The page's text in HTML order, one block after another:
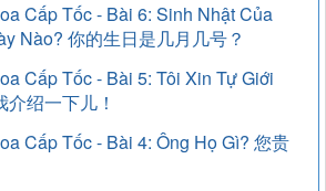
Cấp Tốc - Bài 6: Sinh Nhật Của
Nào? 你的生日是几月几号？
Cấp Tốc - Bài 5: Tôi Xin Tự Giới
绍一下儿！
Cấp Tốc - Bài 4: Ông Họ Gì? 您贵